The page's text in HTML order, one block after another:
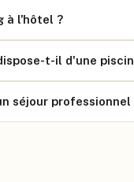
à l'hôtel ?
t-il d'une
séjour professionnel